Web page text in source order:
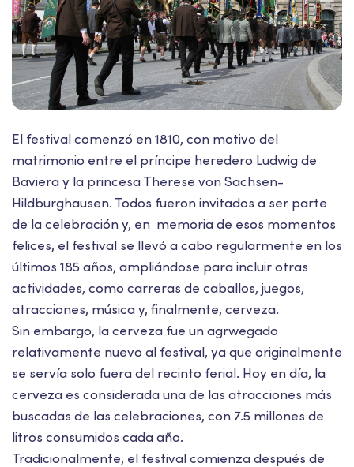
El festival comenzó en 1810, con motivo del
matrimonio entre el príncipe heredero Ludwig de
Baviera y la princesa Therese von Sachsen-
Hildburghausen. Todos fueron invitados a ser parte
de la celebración y, en memoria de esos momentos
felices, el festival se llevó a cabo regularmente en los
últimos 185 años, ampliándose para incluir otras
actividades, como carreras de caballos, juegos,
atracciones, música y, finalmente, cerveza.
Sin embargo, la cerveza fue un agrwegado
relativamente nuevo al festival, ya que originalmente
se servía solo fuera del recinto ferial. Hoy en día, la
cerveza es considerada una de las atracciones más
buscadas de las celebraciones, con 7.5 millones de
litros consumidos cada año.
Tradicionalmente, el festival comienza después de